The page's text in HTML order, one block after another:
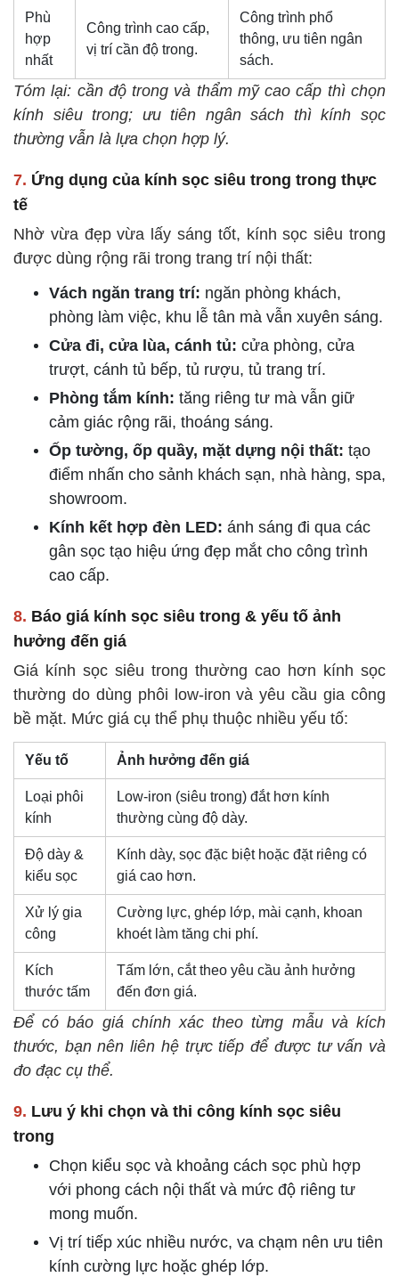
Phù
hợp
nhất
Công trình cao cấp,
vị trí cần độ trong.
Công trình phổ
thông, ưu tiên ngân
sách.
Tóm lại: cần độ trong và thẩm mỹ cao cấp thì chọn
kính siêu trong; ưu tiên ngân sách thì kính sọc
thường vẫn là lựa chọn hợp lý.
7. Ứng dụng của kính sọc siêu trong trong thực
tế
Nhờ vừa đẹp vừa lấy sáng tốt, kính sọc siêu trong
được dùng rộng rãi trong trang trí nội thất:
Vách ngăn trang trí: ngăn phòng khách,
phòng làm việc, khu lễ tân mà vẫn xuyên sáng.
Cửa đi, cửa lùa, cánh tủ: cửa phòng, cửa
trượt, cánh tủ bếp, tủ rượu, tủ trang trí.
Phòng tắm kính: tăng riêng tư mà vẫn giữ
cảm giác rộng rãi, thoáng sáng.
Ốp tường, ốp quầy, mặt dựng nội thất: tạo
điểm nhấn cho sảnh khách sạn, nhà hàng, spa,
showroom.
Kính kết hợp đèn LED: ánh sáng đi qua các
gân sọc tạo hiệu ứng đẹp mắt cho công trình
cao cấp.
8. Báo giá kính sọc siêu trong & yếu tố ảnh
hưởng đến giá
Giá kính sọc siêu trong thường cao hơn kính sọc
thường do dùng phôi low-iron và yêu cầu gia công
bề mặt. Mức giá cụ thể phụ thuộc nhiều yếu tố:
Yếu tố Ảnh hưởng đến giá
Loại phôi
kính
Low-iron (siêu trong) đắt hơn kính
thường cùng độ dày.
Độ dày &
kiểu sọc
Kính dày, sọc đặc biệt hoặc đặt riêng có
giá cao hơn.
Xử lý gia
công
Cường lực, ghép lớp, mài cạnh, khoan
khoét làm tăng chi phí.
Kích
thước tấm
Tấm lớn, cắt theo yêu cầu ảnh hưởng
đến đơn giá.
Để có báo giá chính xác theo từng mẫu và kích
thước, bạn nên liên hệ trực tiếp để được tư vấn và
đo đạc cụ thể.
9. Lưu ý khi chọn và thi công kính sọc siêu
trong
Chọn kiểu sọc và khoảng cách sọc phù hợp
với phong cách nội thất và mức độ riêng tư
mong muốn.
Vị trí tiếp xúc nhiều nước, va chạm nên ưu tiên
kính cường lực hoặc ghép lớp.